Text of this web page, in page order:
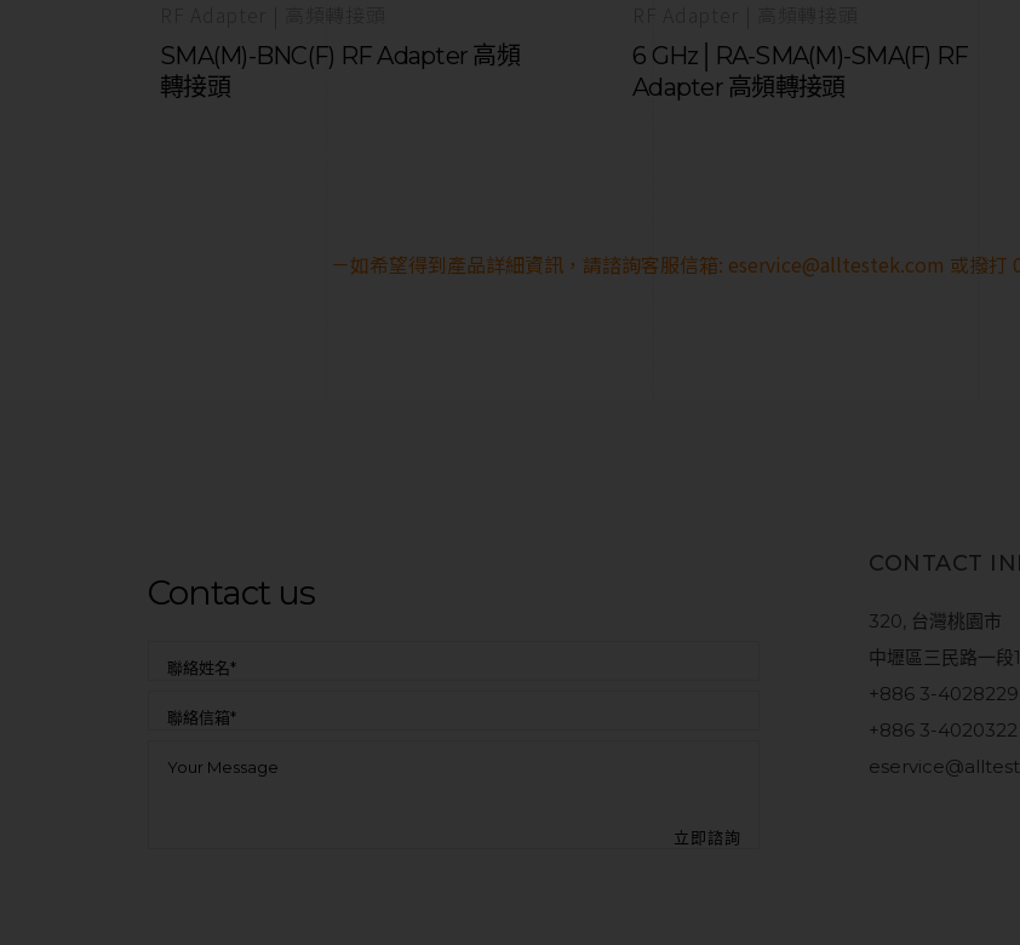
SMA(M)-BNC(F) RF Adapter 高頻
轉接頭
6 GHz│RA-SMA(M)-SMA(F) RF
Adapter 高頻轉接頭
－如希望得到產品詳細資訊，請諮詢客服信箱: eservice@alltestek.com 或撥打
Contact us
CONTACT
320, 台灣桃園市
中壢區三民路一段
+886 3-4028229
+886 3-4020322